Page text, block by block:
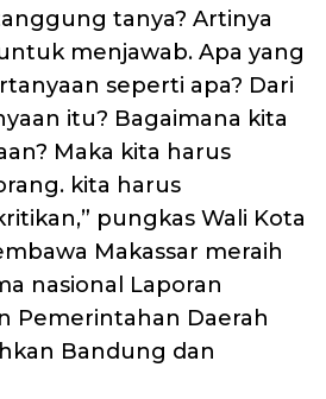
tanya? Artinya
menjawab. Apa yang
seperti apa? Dari
itu? Bagaimana kita
Maka kita harus
kita harus
pungkas Wali Kota
Makassar meraih
nasional Laporan
Pemerintahan Daerah
Bandung dan